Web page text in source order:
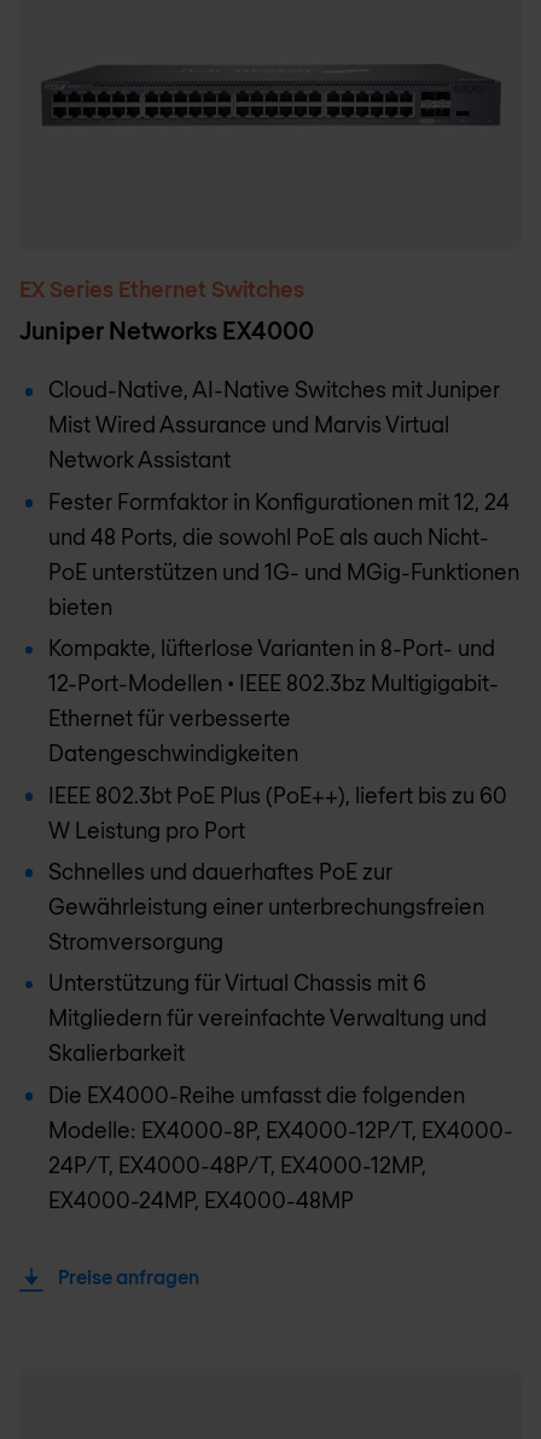
EX Series Ethernet Switches
Juniper Networks EX4000
Cloud-Native, AI-Native Switches mit Juniper
Mist Wired Assurance und Marvis Virtual
Network Assistant
Fester Formfaktor in Konfigurationen mit 12, 24
und 48 Ports, die sowohl PoE als auch Nicht-
PoE unterstützen und 1G- und MGig-Funktionen
bieten
Kompakte, lüfterlose Varianten in 8-Port- und
12-Port-Modellen • IEEE 802.3bz Multigigabit-
Ethernet für verbesserte
Datengeschwindigkeiten
IEEE 802.3bt PoE Plus (PoE++), liefert bis zu 60
W Leistung pro Port
Schnelles und dauerhaftes PoE zur
Gewährleistung einer unterbrechungsfreien
Stromversorgung
Unterstützung für Virtual Chassis mit 6
Mitgliedern für vereinfachte Verwaltung und
Skalierbarkeit
Die EX4000-Reihe umfasst die folgenden
Modelle: EX4000-8P, EX4000-12P/T, EX4000-
24P/T, EX4000-48P/T, EX4000-12MP,
EX4000-24MP, EX4000-48MP
Preise anfragen